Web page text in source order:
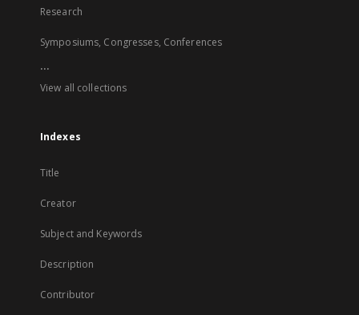
Research
Symposiums, Congresses, Conferences
...
View all collections
Indexes
Title
Creator
Subject and Keywords
Description
Contributor